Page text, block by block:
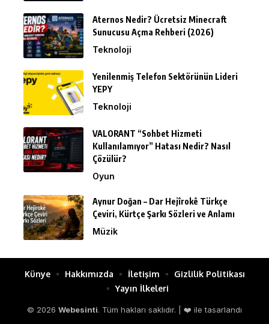
Aternos Nedir? Ücretsiz Minecraft
Sunucusu Açma Rehberi (2026)
Teknoloji
Yenilenmiş Telefon Sektörünün Lideri
YEPY
Teknoloji
VALORANT “Sohbet Hizmeti
Kullanılamıyor” Hatası Nedir? Nasıl
Çözülür?
Oyun
Aynur Doğan – Dar Hejîrokê Türkçe
Çeviri, Kürtçe Şarkı Sözleri ve Anlamı
Müzik
© 2026 Webesinti. Tüm hakları saklıdır. | ❤️ ile tasarlandı
Künye Hakkımızda İletişim
Gizlilik Politikası
Yayın İlkeleri